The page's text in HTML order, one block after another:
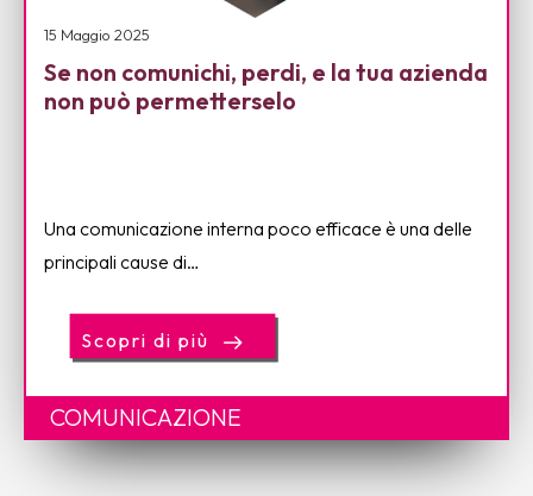
15 Maggio 2025
Se non comunichi, perdi, e la tua azienda
non può permetterselo
Una comunicazione interna poco efficace è una delle
principali cause di…
Scopri di più
COMUNICAZIONE